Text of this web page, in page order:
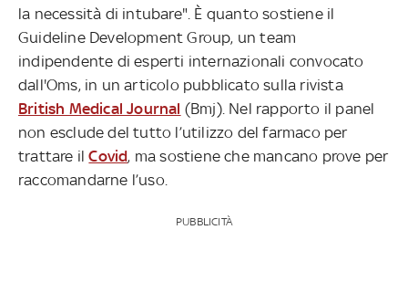
la necessità di intubare". È quanto sostiene il
Guideline Development Group, un team
indipendente di esperti internazionali convocato
dall'Oms, in un articolo pubblicato sulla rivista
British Medical Journal (Bmj). Nel rapporto il panel
non esclude del tutto l’utilizzo del farmaco per
trattare ilCovid, ma sostiene che mancano prove per
raccomandarne l’uso.
PUBBLICITÀ